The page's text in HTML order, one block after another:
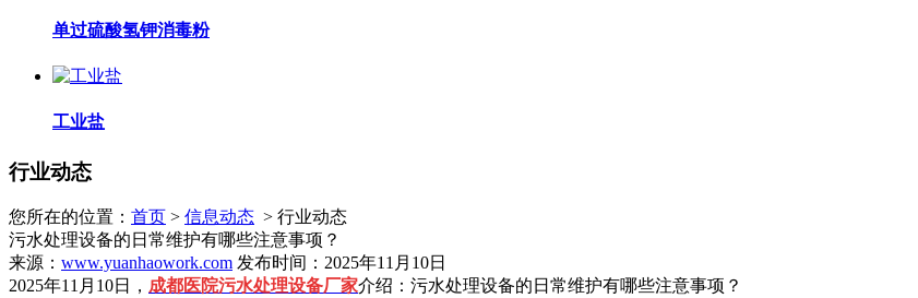
单过硫酸氢钾消毒粉
工业盐
行业动态
您所在的位置： 首页 > 信息动态 > 行业动态
污水处理设备的日常维护有哪些注意事项？
来源： www.yuanhaowork.com 发布时间：2025年11月10日
2025年11月10日， 成都医院污水处理设备厂家介绍：污水处理设备的日常维护有哪些注意事项？